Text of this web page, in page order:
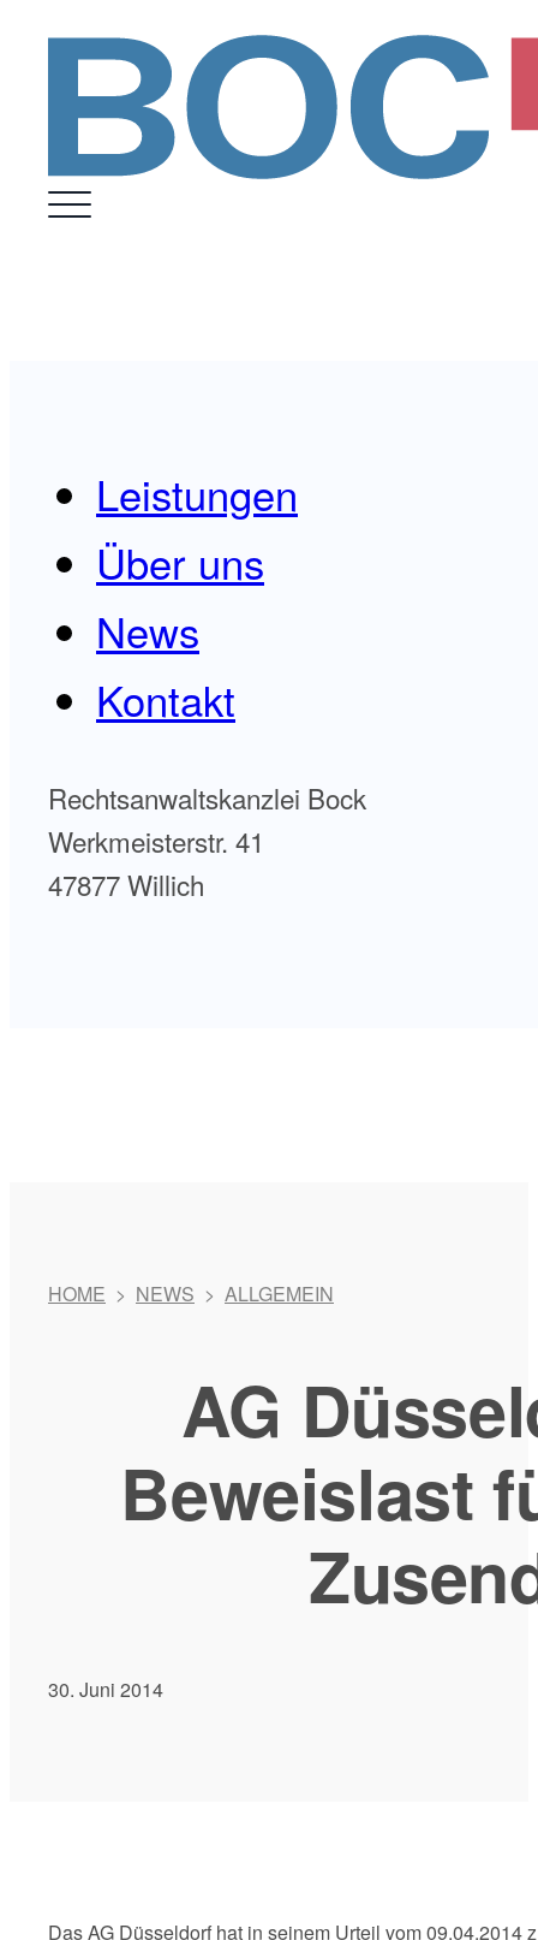
Leistungen
Über uns
News
Kontakt
Rechtsanwaltskanzlei Bock
Werkmeisterstr. 41
47877 Willich
HOME > NEWS > ALLGEMEIN
AG
Beweislast
30. Juni 2014
Das AG Düsseldorf hat in seinem Urteil vom